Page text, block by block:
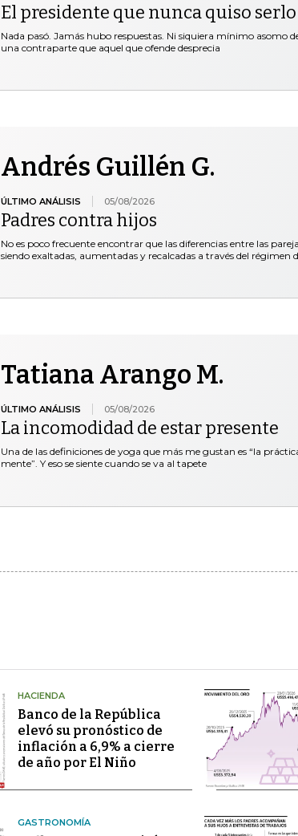
El presidente que nunca quiso serlo
Nada pasó. Jamás hubo respuestas. Ni siquiera mínimo asomo
una contraparte que aquel que ofende desprecia
Andrés Guillén G.
ÚLTIMO ANÁLISIS 05/08/2026
Padres contra hijos
No es poco frecuente encontrar que las diferencias entre las
siendo exaltadas, aumentadas y recalcadas a través del régimen
Tatiana Arango M.
ÚLTIMO ANÁLISIS 05/08/2026
La incomodidad de estar presente
Una de las definiciones de yoga que más me gustan es “la
mente”. Y eso se siente cuando se va al tapete
HACIENDA
Banco de la República
elevó su pronóstico de
inflación a 6,9% a cierre
de año por El Niño
GASTRONOMÍA